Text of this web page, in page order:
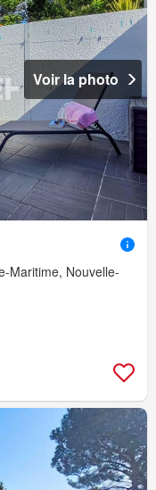
Voir la photo
Maritime, Nouvelle-